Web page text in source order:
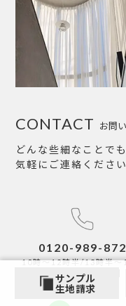
お問
CONTACT
どんな些細なことで
気軽にご連絡ください
0120-989-872
10時～12時半/13時半～
【土日祝も受付中】
サンプル
生地請求